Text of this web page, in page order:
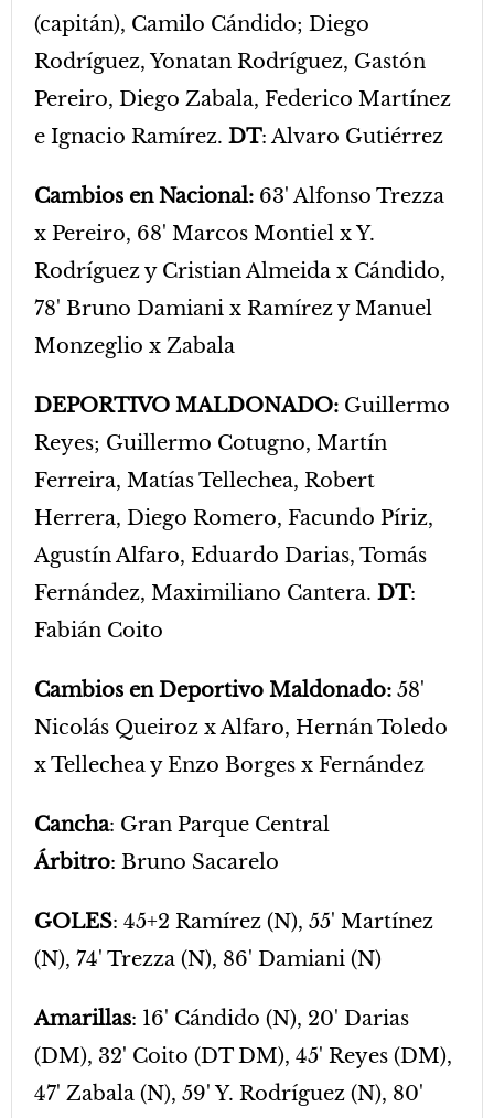
(capitán), Camilo Cándido; Diego
Rodríguez, Yonatan Rodríguez, Gastón
Pereiro, Diego Zabala, Federico Martínez
e Ignacio Ramírez. DT: Alvaro Gutiérrez
Cambios en Nacional: 63' Alfonso Trezza
x Pereiro, 68' Marcos Montiel x Y.
Rodríguez y Cristian Almeida x Cándido,
78' Bruno Damiani x Ramírez y Manuel
Monzeglio x Zabala
DEPORTIVO MALDONADO: Guillermo
Reyes; Guillermo Cotugno, Martín
Ferreira, Matías Tellechea, Robert
Herrera, Diego Romero, Facundo Píriz,
Agustín Alfaro, Eduardo Darias, Tomás
Fernández, Maximiliano Cantera. DT:
Fabián Coito
Cambios en Deportivo Maldonado: 58'
Nicolás Queiroz x Alfaro, Hernán Toledo
x Tellechea y Enzo Borges x Fernández
Cancha: Gran Parque Central
Árbitro: Bruno Sacarelo
GOLES: 45+2 Ramírez (N), 55' Martínez
(N), 74' Trezza (N), 86' Damiani (N)
Amarillas: 16' Cándido (N), 20' Darias
(DM), 32' Coito (DT DM), 45' Reyes (DM),
47' Zabala (N), 59' Y. Rodríguez (N), 80'